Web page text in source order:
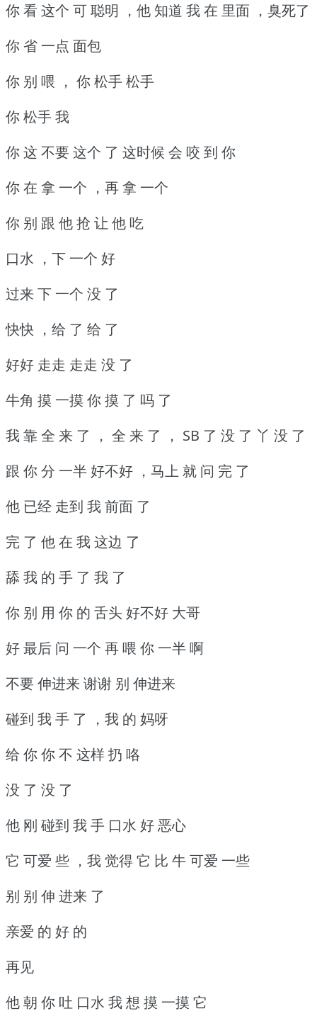
你 看 这个 可 聪明 ，他 知道 我 在 里面 ，臭死了
你 省 一点 面包
你 别 喂 ， 你 松手 松手
你 松手 我
你 这 不要 这个 了 这时候 会 咬 到 你
你 在 拿 一个 ，再 拿 一个
你 别 跟 他 抢 让 他 吃
口水 ，下 一个 好
过来 下 一个 没 了
快快 ，给 了 给 了
好好 走走 走走 没 了
牛角 摸 一摸 你 摸 了 吗 了
我 靠 全 来 了 ， 全 来 了 ， SB 了 没 了 丫 没 了
跟 你 分 一半 好不好 ，马上 就 问 完 了
他 已经 走到 我 前面 了
完 了 他 在 我 这边 了
舔 我 的 手 了 我 了
你 别 用 你 的 舌头 好不好 大哥
好 最后 问 一个 再 喂 你 一半 啊
不要 伸进来 谢谢 别 伸进来
碰到 我 手 了 ，我 的 妈呀
给 你 你 不 这样 扔 咯
没 了 没 了
他 刚 碰到 我 手 口水 好 恶心
它 可爱 些 ，我 觉得 它 比 牛 可爱 一些
别 别 伸 进来 了
亲爱 的 好 的
再见
他 朝 你 吐 口水 我 想 摸 一摸 它